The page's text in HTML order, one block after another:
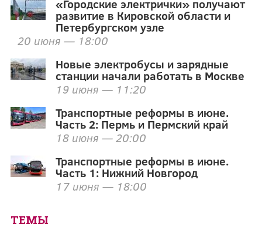
«Городские электрички» получают
развитие в Кировской области и
Петербургском узле
20 июня — 18:00
Новые электробусы и зарядные
станции начали работать в Москве
19 июня — 11:20
Транспортные реформы в июне.
Часть 2: Пермь и Пермский край
18 июня — 20:00
Транспортные реформы в июне.
Часть 1: Нижний Новгород
17 июня — 18:00
ТЕМЫ